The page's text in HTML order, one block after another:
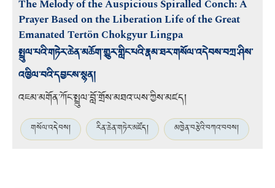
The Melody of the Auspicious Spiralled Conch: A
Prayer Based on the Liberation Life of the Great
Emanated Tertön Chokgyur Lingpa
སྤྲུལ་པའི་གཏེར་ཆེན་མཆོག་གྱུར་གླིང་པའི་རྣམ་ཐར་གསོལ་འདེབས་བཀྲ་ཤིས་
འཁྱིལ་བའི་དབྱངས་སྙན།
འཇམ་མགོན་ཀོང་སྤྲུལ་བློ་གྲོས་མཐའ་ཡས་ཀྱིས་མཛད།
གསོལ་འདེབས། རིན་ཆེན་གཏེར་མཛོད། མཁྱེན་བརྩེའི་བཀའ་བབས།